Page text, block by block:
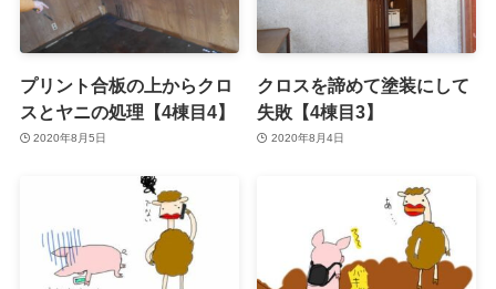
プリント合板の上からクロ
スとヤニの処理【4棟目4】
2020年8月5日
クロスを諦めて塗装にして
失敗【4棟目3】
2020年8月4日